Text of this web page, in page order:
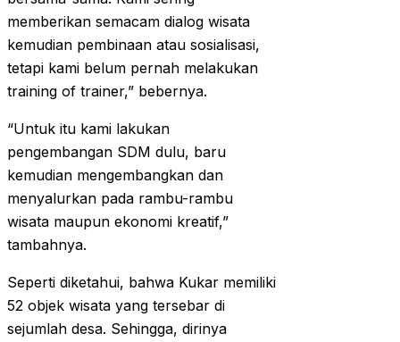
memberikan semacam dialog wisata
kemudian pembinaan atau sosialisasi,
tetapi kami belum pernah melakukan
training of trainer,” bebernya.
“Untuk itu kami lakukan
pengembangan SDM dulu, baru
kemudian mengembangkan dan
menyalurkan pada rambu-rambu
wisata maupun ekonomi kreatif,”
tambahnya.
Seperti diketahui, bahwa Kukar memiliki
52 objek wisata yang tersebar di
sejumlah desa. Sehingga, dirinya